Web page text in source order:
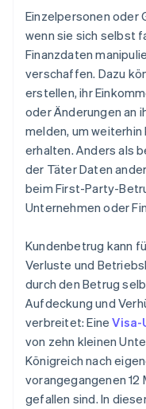
Einzelpersonen oder
wenn sie sich selbst
Finanzdaten
verschaffen. Dazu
erstellen, ihr
oder Änderungen an
melden, um
erhalten. Anders als
der Täter Daten
beim First-Party-
Unternehmen oder
Kundenbetrug kann
Verluste und
durch den Betrug
Aufdeckung und
verbreitet: EineVisa-
von zehn kleinen
Königreich nach
vorangegangenen
gefallen sind. In